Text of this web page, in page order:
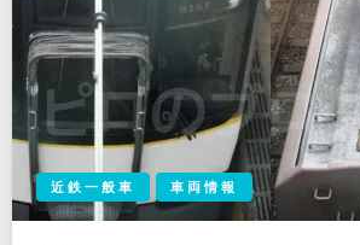
近鉄一般車 車両情報